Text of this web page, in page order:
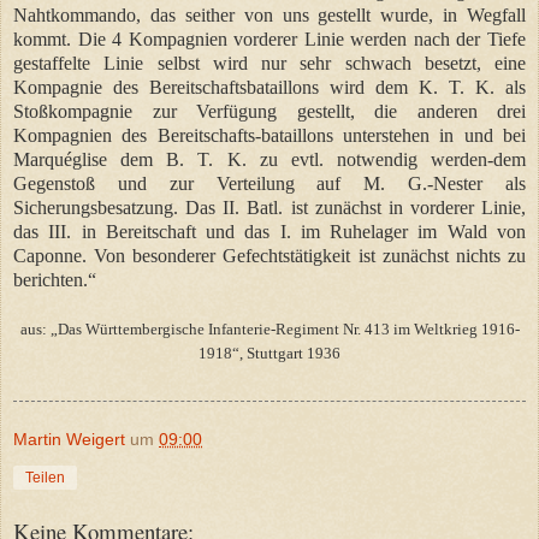
Nahtkommando, das seither von uns gestellt wurde, in Wegfall
kommt. Die 4 Kompagnien vorderer Linie werden nach der Tiefe
gestaffelte Linie selbst wird nur sehr schwach besetzt, eine
Kompagnie des Bereitschaftsbataillons wird dem K. T. K. als
Stoßkompagnie zur Verfügung gestellt, die anderen drei
Kompagnien des Bereitschafts-bataillons unterstehen in und bei
Marquéglise dem B. T. K. zu evtl. notwendig werden-dem
Gegenstoß und zur Verteilung auf M. G.-Nester als
Sicherungsbesatzung. Das II. Batl. ist zunächst in vorderer Linie,
das III. in Bereitschaft und das I. im Ruhelager im Wald von
Caponne. Von besonderer Gefechtstätigkeit ist zunächst nichts zu
berichten.“
aus: „Das Württembergische Infanterie-Regiment Nr. 413 im Weltkrieg 1916-
1918“, Stuttgart 1936
Martin Weigert um 09:00
Teilen
Keine Kommentare: